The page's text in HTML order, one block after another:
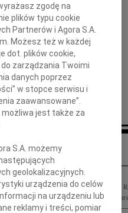
i Bliskim Zmarłego
składamy
szczerego współczucia
Rada Nadzorcza i Pracownicy
Spółdzielni Mieszkaniowej
kondolencje
Przyjaciela Stanisława Kukurykę
pracownicy BUD-INVEST Sp. z o.o.
zgodę na
plików typu cookie
Partnerów i Agora S.A.
Możesz też w każdej
dot. plików cookie,
zarządzania Twoimi
danych poprzez
w stopce serwisu i
zaawansowane”.
jest także za
S.A. możemy
geolokalizacyjnych.
urządzenia do celów
na urządzeniu lub
reklamy i treści, pomiar